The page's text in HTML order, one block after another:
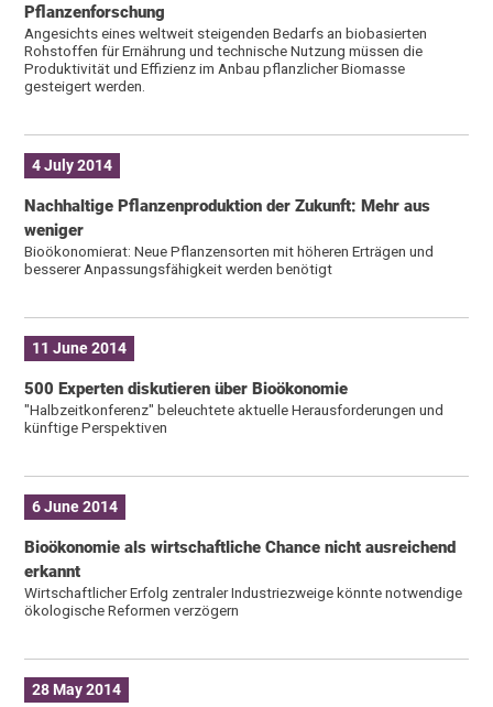
Pflanzenforschung
Angesichts eines weltweit steigenden Bedarfs an biobasierten
Rohstoffen für Ernährung und technische Nutzung müssen die
Produktivität und Effizienz im Anbau pflanzlicher Biomasse
gesteigert werden.
4 July 2014
Nachhaltige Pflanzenproduktion der Zukunft: Mehr aus
weniger
Bioökonomierat: Neue Pflanzensorten mit höheren Erträgen und
besserer Anpassungsfähigkeit werden benötigt
11 June 2014
500 Experten diskutieren über Bioökonomie
"Halbzeitkonferenz" beleuchtete aktuelle Herausforderungen und
künftige Perspektiven
6 June 2014
Bioökonomie als wirtschaftliche Chance nicht ausreichend
erkannt
Wirtschaftlicher Erfolg zentraler Industriezweige könnte notwendige
ökologische Reformen verzögern
28 May 2014